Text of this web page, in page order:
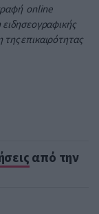
online
ειδησεογραφικής
επικαιρότητας
από την